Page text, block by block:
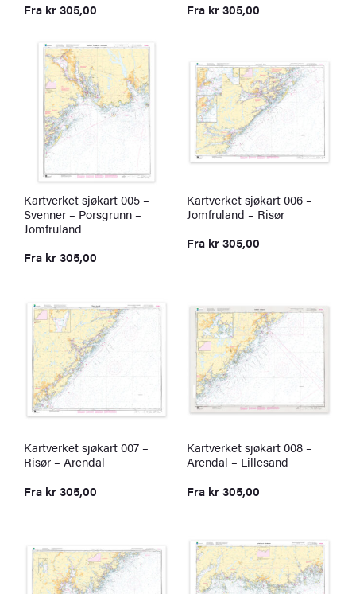
Fra kr305,00
Fra kr305,00
Kartverket sjøkart 005 –
Svenner – Porsgrunn –
Jomfruland
Fra kr305,00
Kartverket sjøkart 006 –
Jomfruland – Risør
Fra kr305,00
Kartverket sjøkart 007 –
Risør – Arendal
Fra kr305,00
Kartverket sjøkart 008 –
Arendal – Lillesand
Fra kr305,00